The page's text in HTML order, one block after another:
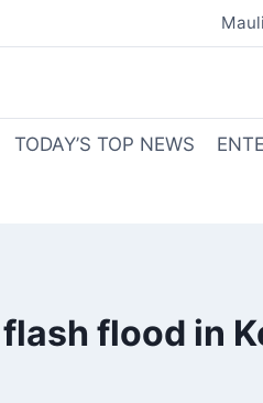
TODAY’S TOP NEWS
flood in